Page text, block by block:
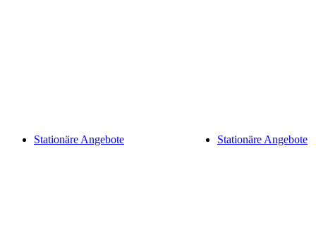
Stationäre Angebote Stationäre Angebote